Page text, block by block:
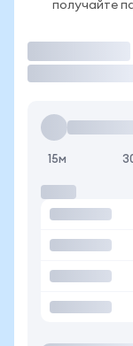
получайте
15м